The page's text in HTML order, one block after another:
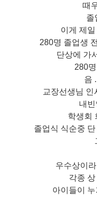
때
졸
이게 제
280명 졸업생
단상에 가
280
음
교장선생님 인
내
학생회
졸업식 식순중
우수상이
각종
아이들이